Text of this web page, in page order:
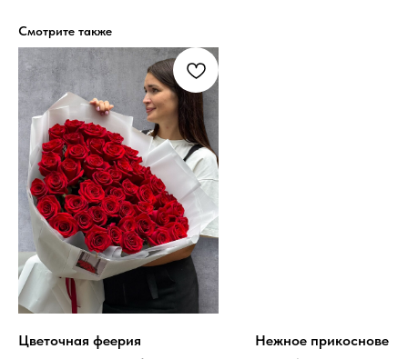
Смотрите также
Цветочная феерия Нежное